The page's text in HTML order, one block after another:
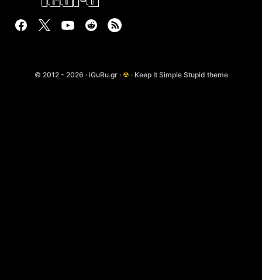
© 2012 - 2026 · iGuRu.gr · ☢ · Keep It Simple Stupid theme